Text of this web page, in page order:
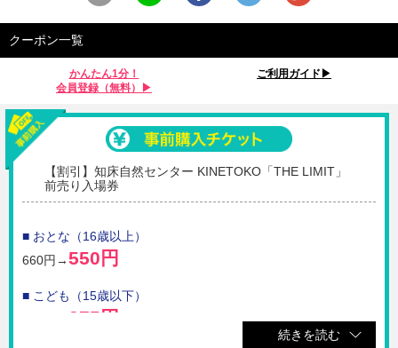
クーポン一覧
かんたん1分！
会員登録（無料）▶︎
ご利用ガイド▶︎
【割引】知床自然センター KINETOKO「THE LIMIT」
前売り入場券
■ おとな（16歳以上）
660円→550円
■ こども（15歳以下）
275円
続きを読む